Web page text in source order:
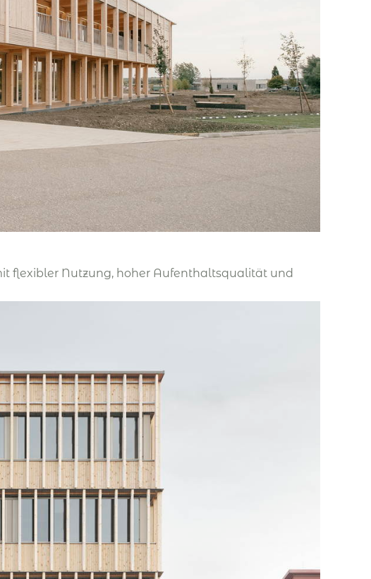
flexibler Nutzung, hoher Aufenthaltsqualität und